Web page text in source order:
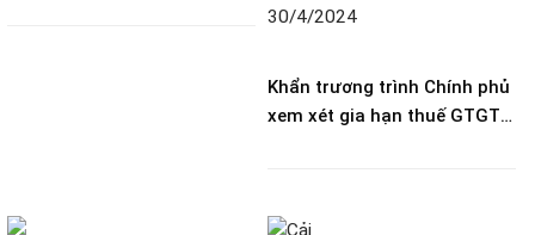
Khẩn trương trình Chính phủ
xem xét gia hạn thuế GTGT